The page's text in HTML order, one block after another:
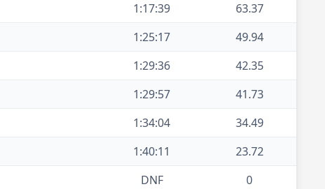
1:17:39
63.37
1:25:17
49.94
1:29:36
42.35
1:29:57
41.73
1:34:04
34.49
1:40:11
23.72
DNF
0